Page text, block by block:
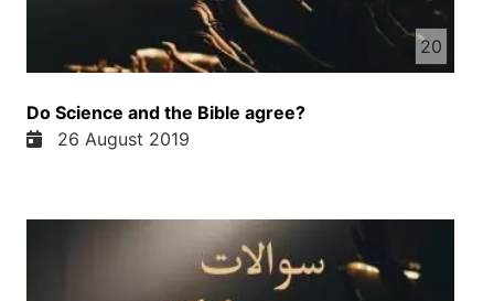
زندگی در دارونه زندگی در دارونه زندگی در دارونه
زندگی در دارونه زندگی در دارونه زندگی در دارونه
زندگی در دارونه زندگی در دارونه زندگی در دارونه
زندگی در دارونه زندگی در دارونه زندگی در دارونه
زندگی در دارونه زندگی در دارونه زندگی در دارونه
زندگی در دارونه زندگی در دارونه زندگی در دارونه
زندگی در دارونه زندگی در دارونه زندگی در دارونه
زندگی در دارونه زندگی در دارونه زندگی در دارونه
زندگی در دارونه زندگی در دارونه زندگی در دارونه
20
Do Science and the Bible agree?
26 August 2019